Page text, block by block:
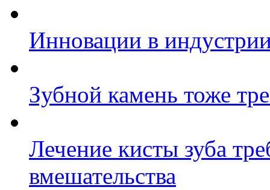
Инновации в
Зубной камень тоже
Лечение кисты зуба
вмешательства